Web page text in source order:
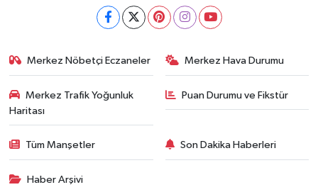
Merkez Nöbetçi Eczaneler Merkez Hava Durumu
Merkez Trafik Yoğunluk
Haritası
Puan Durumu ve Fikstür
Tüm Manşetler Son Dakika Haberleri
Haber Arşivi